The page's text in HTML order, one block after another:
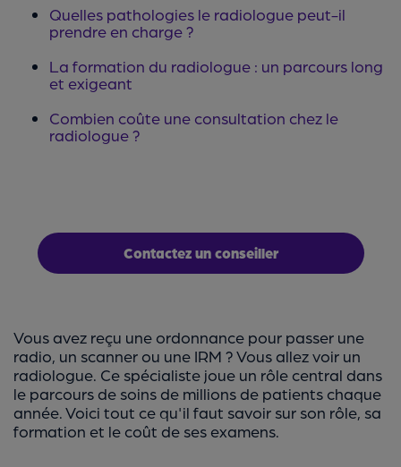
Quelles pathologies le radiologue peut-il
prendre en charge ?
La formation du radiologue : un parcours long
et exigeant
Combien coûte une consultation chez le
radiologue ?
Contactez un conseiller
Vous avez reçu une ordonnance pour passer une
radio, un scanner ou une IRM ? Vous allez voir un
radiologue. Ce spécialiste joue un rôle central dans
le parcours de soins de millions de patients chaque
année. Voici tout ce qu'il faut savoir sur son rôle, sa
formation et le coût de ses examens.